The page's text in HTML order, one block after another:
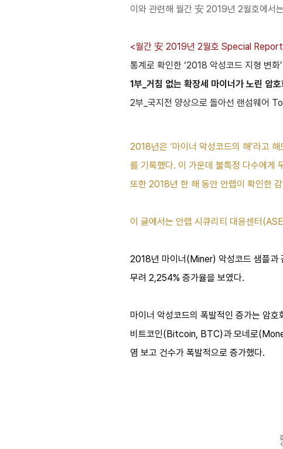
이와 관련해 월간 安 2019년 2월호에서
<월간 安 2019년 2월호 Special
통계로 확인한 ‘2018 악성코드 지형 변화’
1부_거침 없는 확장세 마이너가 노린 암
2부_국지전 양상으로 돌아선 랜섬웨어
2018년은 ‘마이너 악성코드의 해’라고
를 기록했다. 이 가운데 불특정 다수에게
또한 2018년 한 해 동안 안랩이 확인한
이 글에서는 안랩 시큐리티 대응센터
2018년 마이너(Miner) 악성코드 샘플과
무려 2,254% 증가율을 보였다.
마이너 악성코드의 폭발적인 증가는 암
비트코인(Bitcoin, BTC)과 모네로
염 보고 건수가 폭발적으로 증가했다.